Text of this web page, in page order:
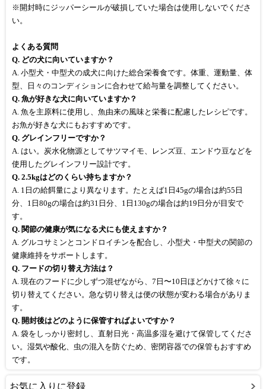
※開封時にジッパーシールが破損していた場合は使用しないでくださ
い。
よくある質問
Q. どの犬に向いていますか？
A. 小型犬・中型犬の成犬に向けた総合栄養食です。体重、運動量、体
型、日々のコンディションに合わせて給与量を調整してください。
Q. 魚が好きな犬に向いていますか？
A. 魚を主原料に使用し、魚由来の風味と栄養に配慮したレシピです。
お魚が好きな犬にもおすすめです。
Q. グレインフリーですか？
A. はい。炭水化物源としてサツマイモ、レンズ豆、エンドウ豆などを
使用したグレインフリー設計です。
Q. 2.5kgはどのくらい持ちますか？
A. 1日の給餌量により異なります。たとえば1日45gの場合は約55日
分、1日80gの場合は約31日分、1日130gの場合は約19日分が目安で
す。
Q. 関節の健康が気になる犬にも使えますか？
A. グルコサミンとコンドロイチンを配合し、小型犬・中型犬の関節の
健康維持をサポートします。
Q. フードの切り替え方法は？
A. 現在のフードに少しずつ混ぜながら、7日〜10日ほどかけて徐々に
切り替えてください。急な切り替えは便の状態が変わる場合がありま
す。
Q. 開封後はどのように保管すればよいですか？
A. 袋をしっかり密封し、直射日光・高温多湿を避けて保管してくださ
い。湿気や酸化、虫の混入を防ぐため、密閉容器での保管もおすすめ
です。
お気に入りに登録